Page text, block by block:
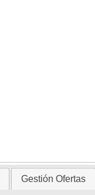
Gestión Ofertas